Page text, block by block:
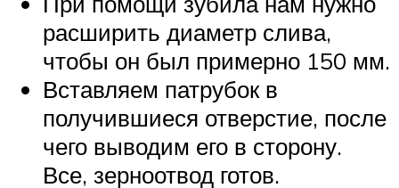
расширить диаметр слива,
чтобы он был примерно 150 мм.
Вставляем патрубок в
получившиеся отверстие, после
чего выводим его в сторону.
Все, зерноотвод готов.